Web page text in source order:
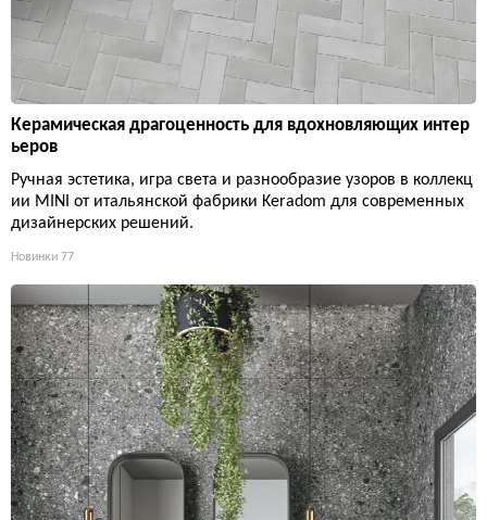
Керамическая драгоценность для вдохновляющих интер
ьеров
Ручная эстетика, игра света и разнообразие узоров в коллекц
ии MINI от итальянской фабрики Keradom для современных
дизайнерских решений.
Новинки 77